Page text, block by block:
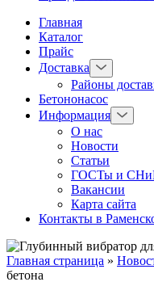
Главная
Каталог
Прайс
Доставка
Районы
Бетононасос
Информация
О нас
Новости
Статьи
ГОСТы и
Вакансии
Карта сайта
Контакты в
Главная страница »
бетона